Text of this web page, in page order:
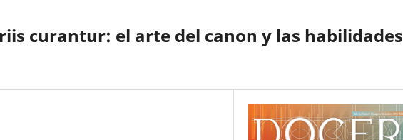
curantur: el arte del canon y las habilidades